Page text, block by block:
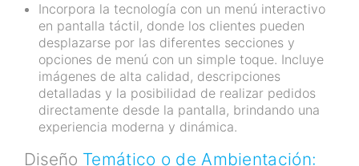
Incorpora la tecnología con un menú interactivo
en pantalla táctil, donde los clientes pueden
desplazarse por las diferentes secciones y
opciones de menú con un simple toque. Incluye
imágenes de alta calidad, descripciones
detalladas y la posibilidad de realizar pedidos
directamente desde la pantalla, brindando una
experiencia moderna y dinámica.
Diseño Temático o de Ambientación: